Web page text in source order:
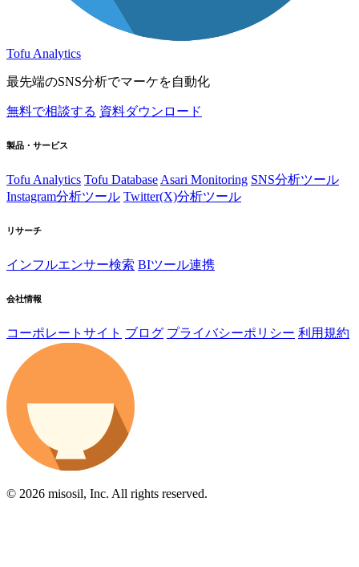
Tofu Analytics
最先端のSNS分析でマーケを自動化
無料で相談する 資料ダウンロード
製品・サービス
Tofu Analytics Tofu Database Asari Monitoring SNS分析ツール
Instagram分析ツール Twitter(X)分析ツール
リサーチ
インフルエンサー検索 BIツール連携
会社情報
コーポレートサイト ブログ プライバシーポリシー 利用規約
© 2026 misosil, Inc. All rights reserved.